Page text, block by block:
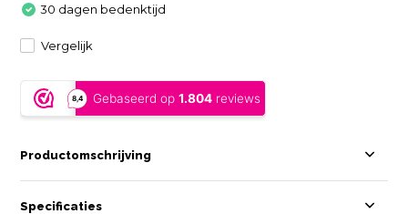
30 dagen bedenktijd
Vergelijk
Productomschrijving
Specificaties